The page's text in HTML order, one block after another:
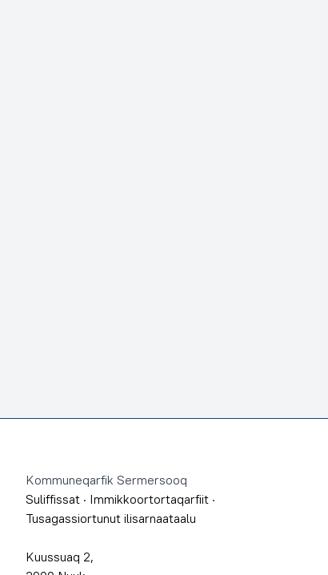
Kommuneqarfik Sermersooq
Suliffissat · Immikkoortortaqarfiit ·
Tusagassiortunut ilisarnaataalu
Kuussuaq 2,